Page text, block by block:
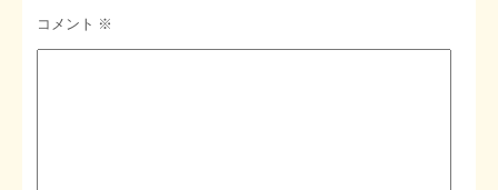
用語集
コメント ※